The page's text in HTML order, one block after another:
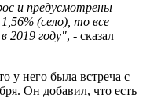
и предусмотрены
(село), то все
2019 году", - сказал
у него была встреча с
Он добавил, что есть